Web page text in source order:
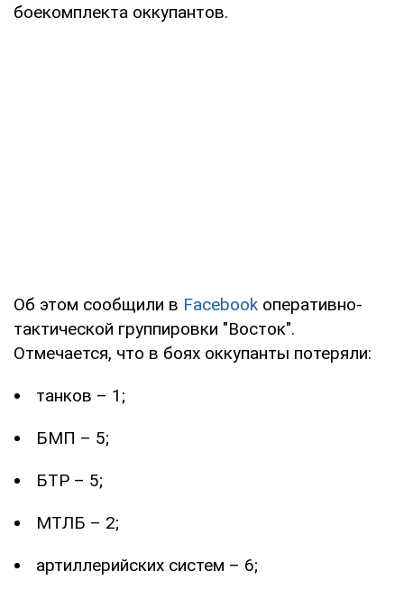
боекомплекта оккупантов.
Об этом сообщили в Facebook оперативно-
тактической группировки "Восток".
Отмечается, что в боях оккупанты потеряли:
танков – 1;
БМП – 5;
БТР – 5;
МТЛБ – 2;
артиллерийских систем – 6;